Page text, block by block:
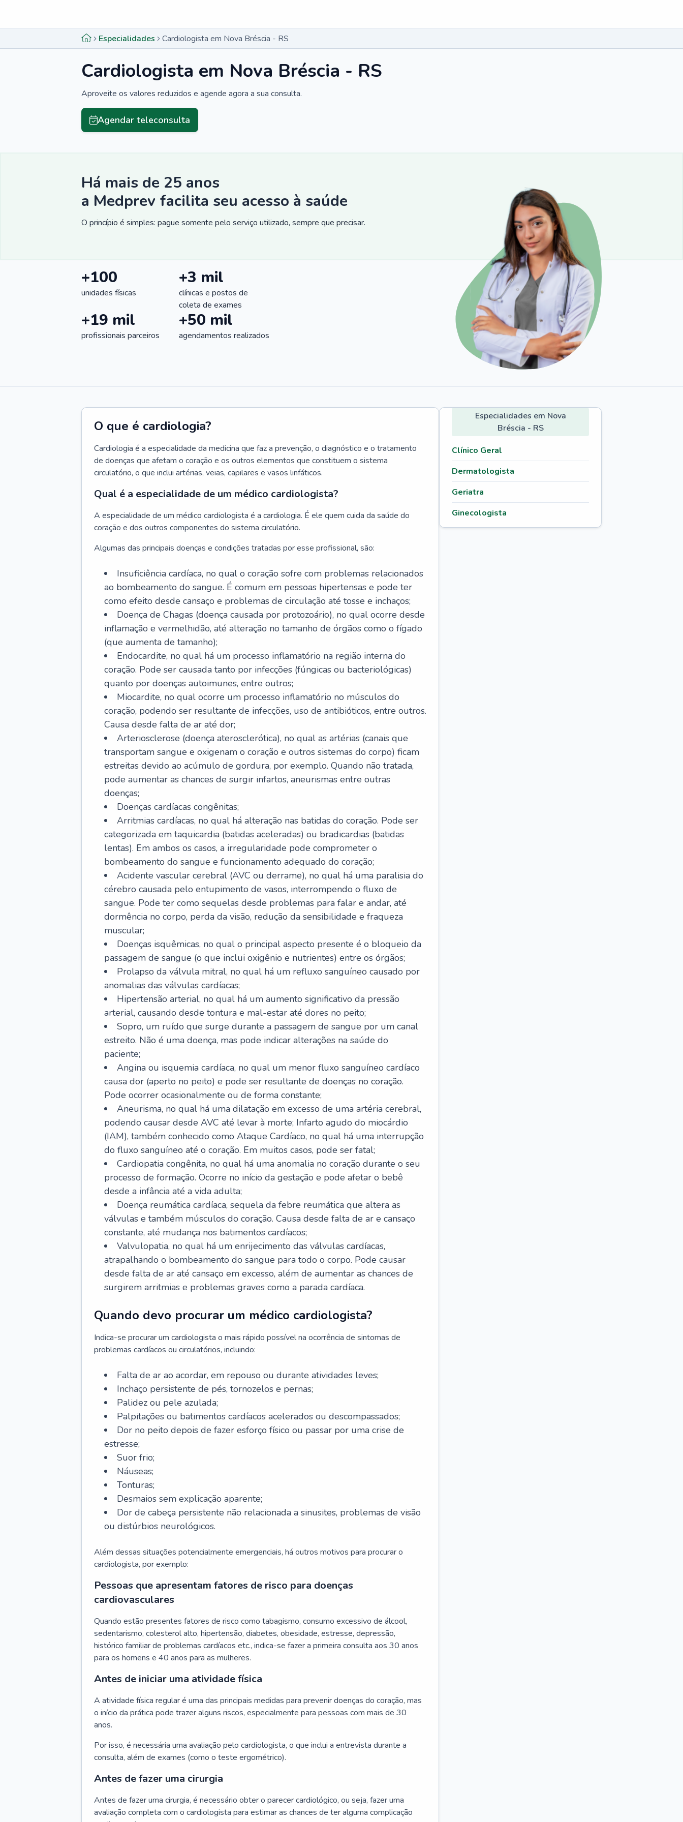
Especialidades Cardiologista em Nova Bréscia - RS
Cardiologista em Nova Bréscia - RS
Aproveite os valores reduzidos e agende agora a sua consulta.
Agendar teleconsulta
Há mais de 25 anos
a Medprev facilita seu acesso à saúde
O princípio é simples: pague somente pelo serviço utilizado, sempre que precisar.
+100
unidades físicas
+3 mil
clínicas e postos de
coleta de exames
+19 mil
profissionais parceiros
+50 mil
agendamentos realizados
O que é cardiologia?
Cardiologia é a especialidade da medicina que faz a prevenção, o diagnóstico e o tratamento
de doenças que afetam o coração e os outros elementos que constituem o sistema
circulatório, o que inclui artérias, veias, capilares e vasos linfáticos.
Qual é a especialidade de um médico cardiologista?
A especialidade de um médico cardiologista é a cardiologia. É ele quem cuida da saúde do
coração e dos outros componentes do sistema circulatório.
Algumas das principais doenças e condições tratadas por esse profissional, são:
Insuficiência cardíaca, no qual o coração sofre com problemas relacionados
ao bombeamento do sangue. É comum em pessoas hipertensas e pode ter
como efeito desde cansaço e problemas de circulação até tosse e inchaços;
Doença de Chagas (doença causada por protozoário), no qual ocorre desde
inflamação e vermelhidão, até alteração no tamanho de órgãos como o fígado
(que aumenta de tamanho);
Endocardite, no qual há um processo inflamatório na região interna do
coração. Pode ser causada tanto por infecções (fúngicas ou bacteriológicas)
quanto por doenças autoimunes, entre outros;
Miocardite, no qual ocorre um processo inflamatório no músculos do
coração, podendo ser resultante de infecções, uso de antibióticos, entre outros.
Causa desde falta de ar até dor;
Arteriosclerose (doença aterosclerótica), no qual as artérias (canais que
transportam sangue e oxigenam o coração e outros sistemas do corpo) ficam
estreitas devido ao acúmulo de gordura, por exemplo. Quando não tratada,
pode aumentar as chances de surgir infartos, aneurismas entre outras
doenças;
Doenças cardíacas congênitas;
Arritmias cardíacas, no qual há alteração nas batidas do coração. Pode ser
categorizada em taquicardia (batidas aceleradas) ou bradicardias (batidas
lentas). Em ambos os casos, a irregularidade pode comprometer o
bombeamento do sangue e funcionamento adequado do coração;
Acidente vascular cerebral (AVC ou derrame), no qual há uma paralisia do
cérebro causada pelo entupimento de vasos, interrompendo o fluxo de
sangue. Pode ter como sequelas desde problemas para falar e andar, até
dormência no corpo, perda da visão, redução da sensibilidade e fraqueza
muscular;
Doenças isquêmicas, no qual o principal aspecto presente é o bloqueio da
passagem de sangue (o que inclui oxigênio e nutrientes) entre os órgãos;
Prolapso da válvula mitral, no qual há um refluxo sanguíneo causado por
anomalias das válvulas cardíacas;
Hipertensão arterial, no qual há um aumento significativo da pressão
arterial, causando desde tontura e mal-estar até dores no peito;
Sopro, um ruído que surge durante a passagem de sangue por um canal
estreito. Não é uma doença, mas pode indicar alterações na saúde do
paciente;
Angina ou isquemia cardíaca, no qual um menor fluxo sanguíneo cardíaco
causa dor (aperto no peito) e pode ser resultante de doenças no coração.
Pode ocorrer ocasionalmente ou de forma constante;
Aneurisma, no qual há uma dilatação em excesso de uma artéria cerebral,
podendo causar desde AVC até levar à morte; Infarto agudo do miocárdio
(IAM), também conhecido como Ataque Cardíaco, no qual há uma interrupção
do fluxo sanguíneo até o coração. Em muitos casos, pode ser fatal;
Cardiopatia congênita, no qual há uma anomalia no coração durante o seu
processo de formação. Ocorre no início da gestação e pode afetar o bebê
desde a infância até a vida adulta;
Doença reumática cardíaca, sequela da febre reumática que altera as
válvulas e também músculos do coração. Causa desde falta de ar e cansaço
constante, até mudança nos batimentos cardíacos;
Valvulopatia, no qual há um enrijecimento das válvulas cardíacas,
atrapalhando o bombeamento do sangue para todo o corpo. Pode causar
desde falta de ar até cansaço em excesso, além de aumentar as chances de
surgirem arritmias e problemas graves como a parada cardíaca.
Quando devo procurar um médico cardiologista?
Indica-se procurar um cardiologista o mais rápido possível na ocorrência de sintomas de
problemas cardíacos ou circulatórios, incluindo:
Falta de ar ao acordar, em repouso ou durante atividades leves;
Inchaço persistente de pés, tornozelos e pernas;
Palidez ou pele azulada;
Palpitações ou batimentos cardíacos acelerados ou descompassados;
Dor no peito depois de fazer esforço físico ou passar por uma crise de
estresse;
Suor frio;
Náuseas;
Tonturas;
Desmaios sem explicação aparente;
Dor de cabeça persistente não relacionada a sinusites, problemas de visão
ou distúrbios neurológicos.
Além dessas situações potencialmente emergenciais, há outros motivos para procurar o
cardiologista, por exemplo:
Pessoas que apresentam fatores de risco para doenças
cardiovasculares
Quando estão presentes fatores de risco como tabagismo, consumo excessivo de álcool,
sedentarismo, colesterol alto, hipertensão, diabetes, obesidade, estresse, depressão,
histórico familiar de problemas cardíacos etc., indica-se fazer a primeira consulta aos 30 anos
para os homens e 40 anos para as mulheres.
Antes de iniciar uma atividade física
A atividade física regular é uma das principais medidas para prevenir doenças do coração, mas
o início da prática pode trazer alguns riscos, especialmente para pessoas com mais de 30
anos.
Por isso, é necessária uma avaliação pelo cardiologista, o que inclui a entrevista durante a
consulta, além de exames (como o teste ergométrico).
Antes de fazer uma cirurgia
Antes de fazer uma cirurgia, é necessário obter o parecer cardiológico, ou seja, fazer uma
avaliação completa com o cardiologista para estimar as chances de ter alguma complicação
Especialidades em Nova
Bréscia - RS
Clínico Geral
Dermatologista
Geriatra
Ginecologista